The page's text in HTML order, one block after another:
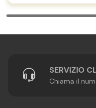
SERVIZIO
Chiama il